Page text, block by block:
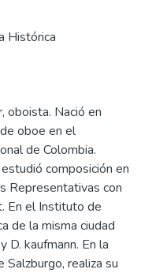
Histórica
oboista. Nació en
oboe en el
de Colombia.
composición en
Representativas con
En el Instituto de
de la misma ciudad
D. kaufmann. En la
realiza su